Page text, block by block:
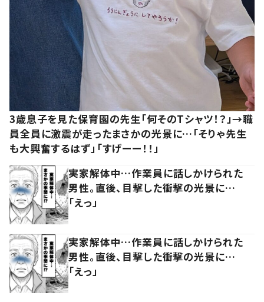
3歳息子を見た保育園の先生「何そのTシャツ！？」→職
員全員に激震が走ったまさかの光景に…「そりゃ先生
も大興奮するはず」「すげーー！！」
実家解体中…作業員に話しかけられた
男性。直後、目撃した衝撃の光景に…
「えっ」
実家解体中…作業員に話しかけられた
男性。直後、目撃した衝撃の光景に…
「えっ」